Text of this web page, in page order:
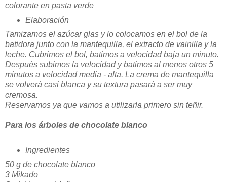
colorante en pasta verde
Elaboración
Tamizamos el azúcar glas y lo colocamos en el bol de la
batidora junto con la mantequilla, el extracto de vainilla y la
leche. Cubrimos el bol, batimos a velocidad baja un minuto.
Después subimos la velocidad y batimos al menos otros 5
minutos a velocidad media - alta. La crema de mantequilla
se volverá casi blanca y su textura pasará a ser muy
cremosa.
Reservamos ya que vamos a utilizarla primero sin teñir.
Para los árboles de chocolate blanco
Ingredientes
50 g de chocolate blanco
3 Mikado